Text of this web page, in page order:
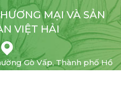
MẠI VÀ SẢN
VIỆT HẢI
Gò Vấp, Thành phố Hồ